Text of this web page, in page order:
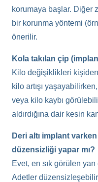
korumaya başlar. Diğer
bir korunma yöntemi
önerilir.
Kola takılan çip
Kilo değişiklikleri
kilo artışı
veya kilo kaybı
aldırdığına dair kesin
Deri altı implant
düzensizliği yapar mı?
Evet, en sık görülen
Adetler